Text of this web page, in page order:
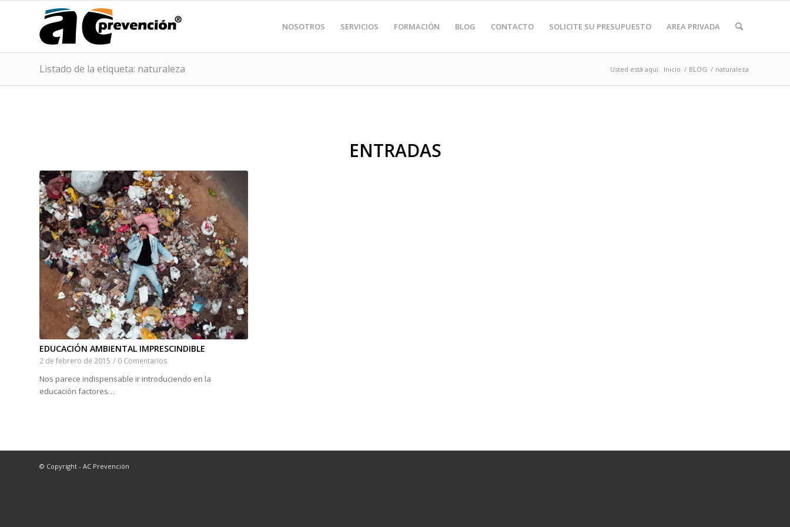
NOSOTROS SERVICIOS FORMACIÓN BLOG CONTACTO SOLICITE SU PRESUPUESTO AREA PRIVADA
Listado de la etiqueta: naturaleza Usted está aquí: Inicio / BLOG / naturaleza
ENTRADAS
EDUCACIÓN AMBIENTAL IMPRESCINDIBLE
2 de febrero de 2015 / 0 Comentarios
Nos parece indispensable ir introduciendo en la
educación factores…
© Copyright - AC Prevención